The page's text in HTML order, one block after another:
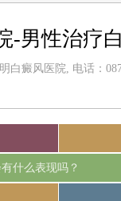
-男性治疗
白癜风医院, 电话：
什么表现吗？